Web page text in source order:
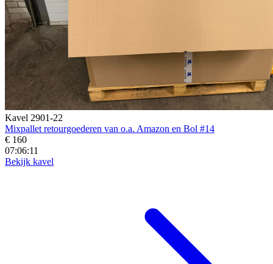
Kavel 2901-22
Mixpallet retourgoederen van o.a. Amazon en Bol #14
€ 160
07:06:09
Bekijk kavel